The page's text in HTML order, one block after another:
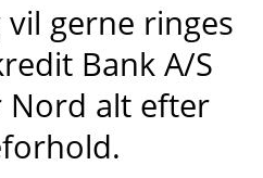
vil gerne ringes
Bank A/S
Nord alt efter